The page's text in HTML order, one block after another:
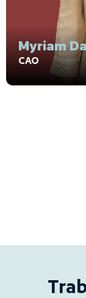
Myriam
CAO